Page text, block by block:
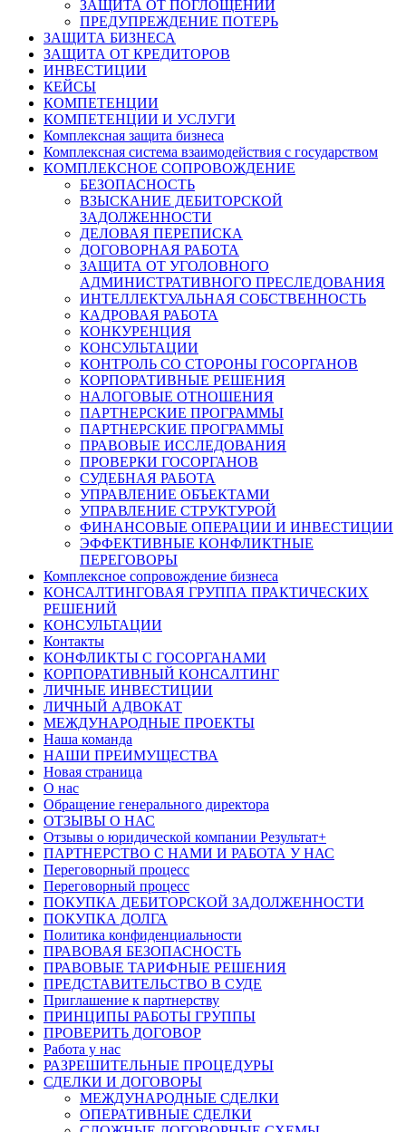
ЗАЩИТА ОТ ПОГЛОЩЕНИЙ
ПРЕДУПРЕЖДЕНИЕ ПОТЕРЬ
ЗАЩИТА БИЗНЕСА
ЗАЩИТА ОТ КРЕДИТОРОВ
ИНВЕСТИЦИИ
КЕЙСЫ
КОМПЕТЕНЦИИ
КОМПЕТЕНЦИИ И УСЛУГИ
Комплексная защита бизнеса
Комплексная система взаимодействия с государством
КОМПЛЕКСНОЕ СОПРОВОЖДЕНИЕ
БЕЗОПАСНОСТЬ
ВЗЫСКАНИЕ ДЕБИТОРСКОЙ
ЗАДОЛЖЕННОСТИ
ДЕЛОВАЯ ПЕРЕПИСКА
ДОГОВОРНАЯ РАБОТА
ЗАЩИТА ОТ УГОЛОВНОГО
АДМИНИСТРАТИВНОГО ПРЕСЛЕДОВАНИЯ
ИНТЕЛЛЕКТУАЛЬНАЯ СОБСТВЕННОСТЬ
КАДРОВАЯ РАБОТА
КОНКУРЕНЦИЯ
КОНСУЛЬТАЦИИ
КОНТРОЛЬ СО СТОРОНЫ ГОСОРГАНОВ
КОРПОРАТИВНЫЕ РЕШЕНИЯ
НАЛОГОВЫЕ ОТНОШЕНИЯ
ПАРТНЕРСКИЕ ПРОГРАММЫ
ПАРТНЕРСКИЕ ПРОГРАММЫ
ПРАВОВЫЕ ИССЛЕДОВАНИЯ
ПРОВЕРКИ ГОСОРГАНОВ
СУДЕБНАЯ РАБОТА
УПРАВЛЕНИЕ ОБЪЕКТАМИ
УПРАВЛЕНИЕ СТРУКТУРОЙ
ФИНАНСОВЫЕ ОПЕРАЦИИ И ИНВЕСТИЦИИ
ЭФФЕКТИВНЫЕ КОНФЛИКТНЫЕ
ПЕРЕГОВОРЫ
Комплексное сопровождение бизнеса
КОНСАЛТИНГОВАЯ ГРУППА ПРАКТИЧЕСКИХ
РЕШЕНИЙ
КОНСУЛЬТАЦИИ
Контакты
КОНФЛИКТЫ С ГОСОРГАНАМИ
КОРПОРАТИВНЫЙ КОНСАЛТИНГ
ЛИЧНЫЕ ИНВЕСТИЦИИ
ЛИЧНЫЙ АДВОКАТ
МЕЖДУНАРОДНЫЕ ПРОЕКТЫ
Наша команда
НАШИ ПРЕИМУЩЕСТВА
Новая страница
О нас
Обращение генерального директора
ОТЗЫВЫ О НАС
Отзывы о юридической компании Результат+
ПАРТНЕРСТВО С НАМИ И РАБОТА У НАС
Переговорный процесс
Переговорный процесс
ПОКУПКА ДЕБИТОРСКОЙ ЗАДОЛЖЕННОСТИ
ПОКУПКА ДОЛГА
Политика конфиденциальности
ПРАВОВАЯ БЕЗОПАСНОСТЬ
ПРАВОВЫЕ ТАРИФНЫЕ РЕШЕНИЯ
ПРЕДСТАВИТЕЛЬСТВО В СУДЕ
Приглашение к партнерству
ПРИНЦИПЫ РАБОТЫ ГРУППЫ
ПРОВЕРИТЬ ДОГОВОР
Работа у нас
РАЗРЕШИТЕЛЬНЫЕ ПРОЦЕДУРЫ
СДЕЛКИ И ДОГОВОРЫ
МЕЖДУНАРОДНЫЕ СДЕЛКИ
ОПЕРАТИВНЫЕ СДЕЛКИ